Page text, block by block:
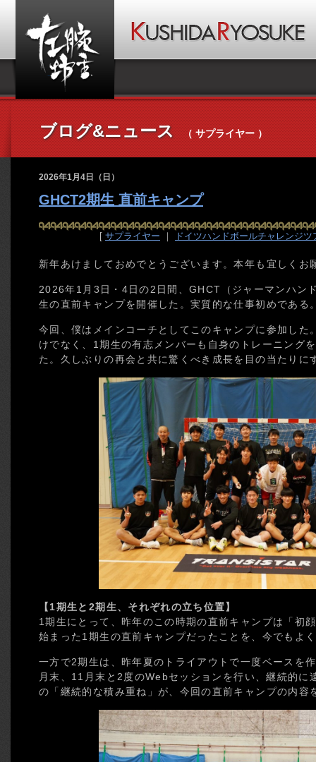
ブログ&ニュース （ サプライヤー ）
2026年1月4日（日）
GHCT2期生 直前キャンプ
[ サプライヤー ｜ ドイツハンドボールチャレンジツ
新年あけましておめでとうございます。本年も宜しくお
2026年1月3日・4日の2日間、GHCT（ジャーマンハン
生の直前キャンプを開催した。実質的な仕事初めである
今回、僕はメインコーチとしてこのキャンプに参加した
けでなく、1期生の有志メンバーも自身のトレーニング
た。久しぶりの再会と共に驚くべき成長を目の当たりに
【1期生と2期生、それぞれの立ち位置】
1期生にとって、昨年のこの時期の直前キャンプは「初
始まった1期生の直前キャンプだったことを、今でもよ
一方で2期生は、昨年夏のトライアウトで一度ベースを
月末、11月末と2度のWebセッションを行い、継続的に
の「継続的な積み重ね」が、今回の直前キャンプの内容